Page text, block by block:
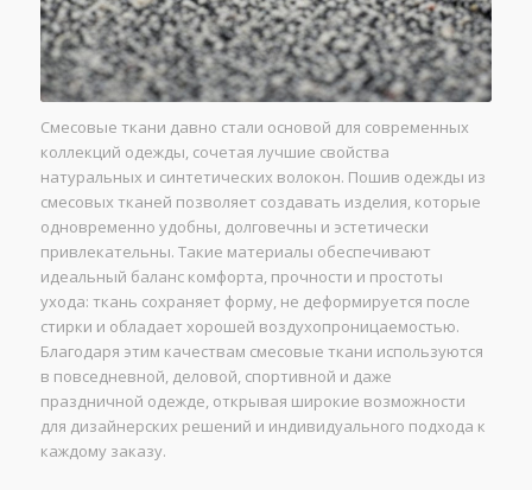
Смесовые ткани давно стали основой для современных
коллекций одежды, сочетая лучшие свойства
натуральных и синтетических волокон. Пошив одежды из
смесовых тканей позволяет создавать изделия, которые
одновременно удобны, долговечны и эстетически
привлекательны. Такие материалы обеспечивают
идеальный баланс комфорта, прочности и простоты
ухода: ткань сохраняет форму, не деформируется после
стирки и обладает хорошей воздухопроницаемостью.
Благодаря этим качествам смесовые ткани используются
в повседневной, деловой, спортивной и даже
праздничной одежде, открывая широкие возможности
для дизайнерских решений и индивидуального подхода к
каждому заказу.